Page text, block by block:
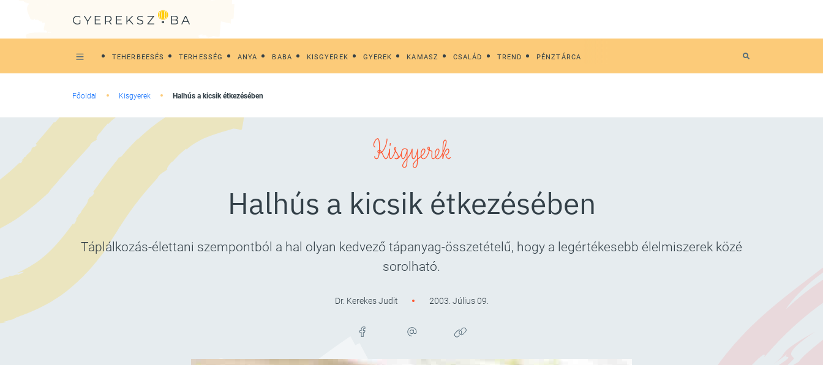
TEHERBEESÉS TERHESSÉG ANYA BABA KISGYEREK GYEREK KAMASZ CSALÁD TREND PÉNZTÁRCA
Főoldal Kisgyerek Halhús a kicsik étkezésében
Kisgyerek
Halhús a kicsik étkezésében
Táplálkozás-élettani szempontból a hal olyan kedvező tápanyag-összetételű, hogy a legértékesebb élelmiszerek közé
sorolható.
Dr. Kerekes Judit 2003. Július 09.